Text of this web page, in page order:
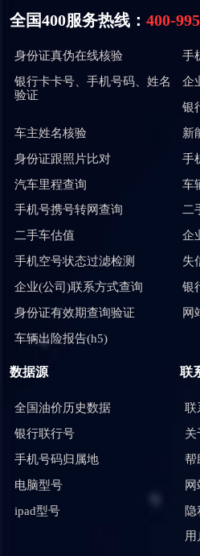
全国400服务热线： 400-
身份证真伪在线核验
手
银行卡卡号、手机号码、姓名
验证
企
银
车主姓名核验
新
身份证跟照片比对
手
汽车里程查询
车
手机号携号转网查询
二
二手车估值
企
手机空号状态过滤检测
失
企业(公司)联系方式查询
银
身份证有效期查询验证
网
车辆出险报告(h5)
数据源
全国油价历史数据
银行联行号
手机号码归属地
电脑型号
ipad型号
联
联
关
帮
网
隐
用